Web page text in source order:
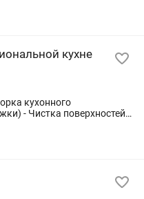
кухне
- Чистка поверхностей
санитарных норм
...